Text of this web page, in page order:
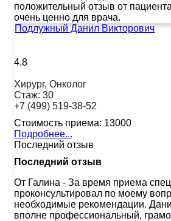
положительный отзыв от
очень ценно для врача.
Подлужный Данил Викторович
4.8
Хирург, Онколог
Стаж: 30
+7 (499) 519-38-52
Стоимость приема: 13000
Подробнее...
Последний отзыв
Последний отзыв
От Галина - За время приема
проконсультировал по моему
необходимые рекомендации.
вполне профессиональный,